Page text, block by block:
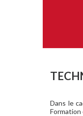
Dans le
Formation